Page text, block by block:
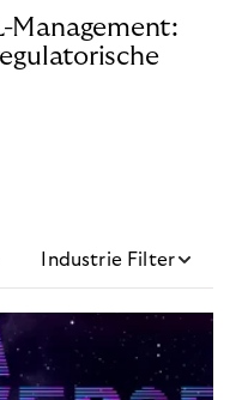
Management:
Industrie Filter